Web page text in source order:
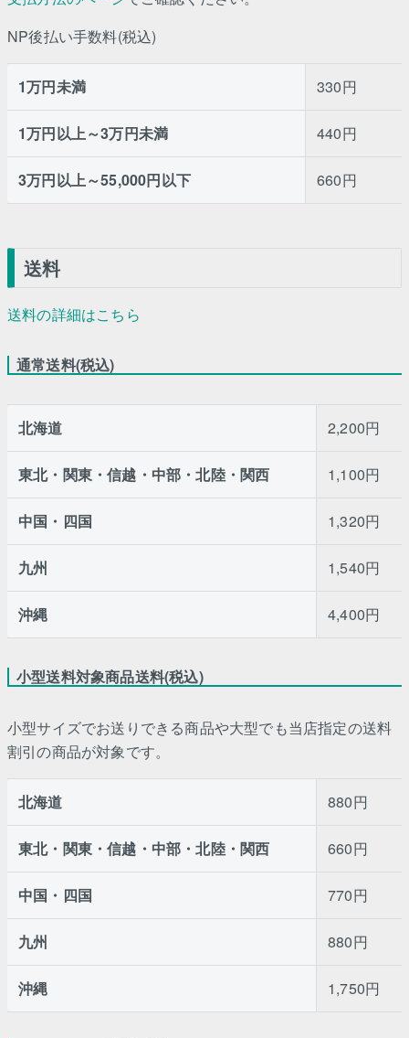
NP後払い手数料(税込)
1万円未満 330円
1万円以上～3万円未満 440円
3万円以上～55,000円以下 660円
送料
送料の詳細はこちら
通常送料(税込)
北海道 2,200円
東北・関東・信越・中部・北陸・関西 1,100円
中国・四国 1,320円
九州 1,540円
沖縄 4,400円
小型送料対象商品送料(税込)
小型サイズでお送りできる商品や大型でも当店指定の送料
割引の商品が対象です。
北海道 880円
東北・関東・信越・中部・北陸・関西 660円
中国・四国 770円
九州 880円
沖縄 1,750円